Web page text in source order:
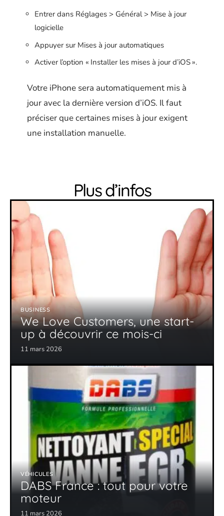
Entrer dans Réglages > Général > Mise à jour
logicielle
Appuyer sur Mises à jour automatiques
Activer l’option « Installer les mises à jour d’iOS ».
Votre iPhone sera automatiquement mis à
jour avec la dernière version d’iOS. Il faut
préciser que certaines mises à jour exigent
une installation manuelle.
Plus d’infos
BUSINESS
We Love Customers, une start-
up à découvrir ce mois-ci
11 mars 2026
VÉHICULES
DABS France : tout pour votre
moteur
11 mars 2026